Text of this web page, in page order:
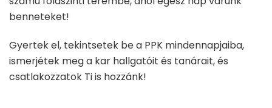
benneteket!
Gyertek el, tekintsetek be a PPK mindennapjaiba,
ismerjétek meg a kar hallgatóit és tanárait, és
csatlakozzatok Ti is hozzánk!